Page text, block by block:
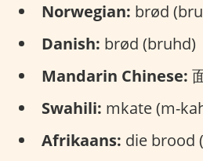
Norwegian: brød
Danish: brød (bruhd)
Mandarin Chinese:
Swahili: mkate (m-
Afrikaans: die brood